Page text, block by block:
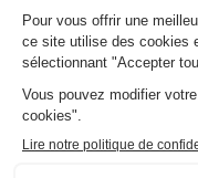
A propos 👇